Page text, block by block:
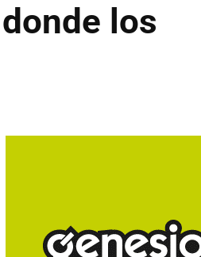
los